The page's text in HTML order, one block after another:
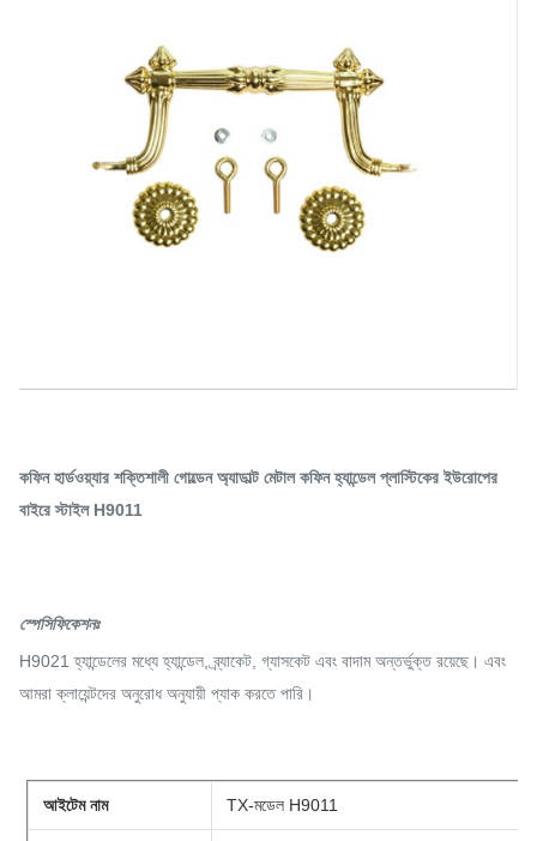
কফিন হার্ডওয়্যার শক্তিশালী গোল্ডেন অ্যাডাল্ট মেটাল কফিন হ্যান্ডেল প্লাস্টিকের ইউরোপের
বাইরে স্টাইল H9011
স্পেসিফিকেশনঃ
H9021 হ্যান্ডেলের মধ্যে হ্যান্ডেল, ব্র্যাকেট, গ্যাসকেট এবং বাদাম অন্তর্ভুক্ত রয়েছে। এবং
আমরা ক্লায়েন্টদের অনুরোধ অনুযায়ী প্যাক করতে পারি।
আইটেম নাম TX-মডেল H9011